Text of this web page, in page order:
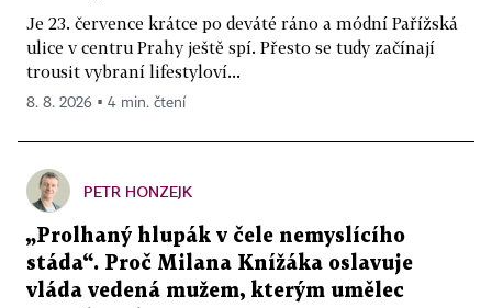
Je 23. července krátce po deváté ráno a módní Pařížská
ulice v centru Prahy ještě spí. Přesto se tudy začínají
trousit vybraní lifestyloví...
8. 8. 2026 ▪ 4 min. čtení
PETR HONZEJK
„Prolhaný hlupák v čele nemyslícího
stáda“. Proč Milana Knížáka oslavuje
vláda vedená mužem, kterým umělec